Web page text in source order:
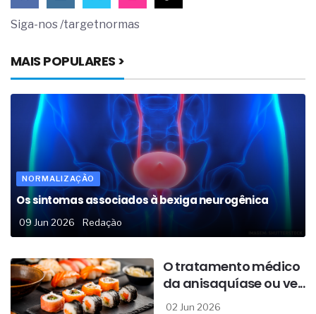
Siga-nos /targetnormas
MAIS POPULARES >
NORMALIZAÇÃO
Os sintomas associados à bexiga neurogênica
09 Jun 2026 Redação
O tratamento médico
da anisaquíase ou ve...
02 Jun 2026